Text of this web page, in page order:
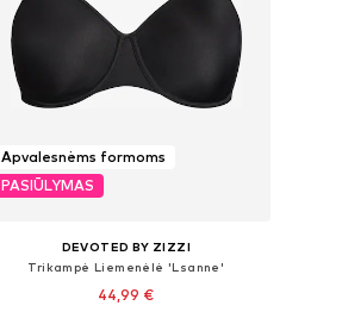
Apvalesnėms formoms
PASIŪLYMAS
DEVOTED BY ZIZZI
Trikampė Liemenėlė 'Lsanne'
44,99 €